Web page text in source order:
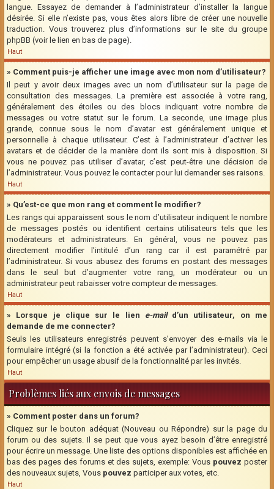
langue. Essayez de demander à l’administrateur d’installer la langue
désirée. Si elle n’existe pas, vous êtes alors libre de créer une nouvelle
traduction. Vous trouverez plus d’informations sur le site du groupe
phpBB (voir le lien en bas de page).
Haut
» Comment puis-je afficher une image avec mon nom d’utilisateur?
Il peut y avoir deux images avec un nom d’utilisateur sur la page de
consultation des messages. La première est associée à votre rang,
généralement des étoiles ou des blocs indiquant votre nombre de
messages ou votre statut sur le forum. La seconde, une image plus
grande, connue sous le nom d’avatar est généralement unique et
personnelle à chaque utilisateur. C’est à l’administrateur d’activer les
avatars et de décider de la manière dont ils sont mis à disposition. Si
vous ne pouvez pas utiliser d’avatar, c’est peut-être une décision de
l’administrateur. Vous pouvez le contacter pour lui demander ses raisons.
Haut
» Qu’est-ce que mon rang et comment le modifier?
Les rangs qui apparaissent sous le nom d’utilisateur indiquent le nombre
de messages postés ou identifient certains utilisateurs tels que les
modérateurs et administrateurs. En général, vous ne pouvez pas
directement modifier l’intitulé d’un rang car il est paramétré par
l’administrateur. Si vous abusez des forums en postant des messages
dans le seul but d’augmenter votre rang, un modérateur ou un
administrateur peut rabaisser votre compteur de messages.
Haut
» Lorsque je clique sur le lien e-maild’un utilisateur, on me
demande de me connecter?
Seuls les utilisateurs enregistrés peuvent s’envoyer des e-mails via le
formulaire intégré (si la fonction a été activée par l’administrateur). Ceci
pour empêcher un usage abusif de la fonctionnalité par les invités.
Haut
Problèmes liés aux envois de messages
» Comment poster dans un forum?
Cliquez sur le bouton adéquat (Nouveau ou Répondre) sur la page du
forum ou des sujets. Il se peut que vous ayez besoin d’être enregistré
pour écrire un message. Une liste des options disponibles est affichée en
bas des pages des forums et des sujets, exemple: Vous pouvez poster
des nouveaux sujets, Vous pouvez participer aux votes, etc.
Haut